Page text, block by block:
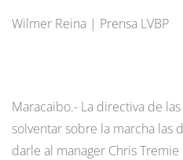
Wilmer Reina | Prensa LVBP
Maracaibo.- La directiva de
solventar sobre la marcha las
darle al manager Chris